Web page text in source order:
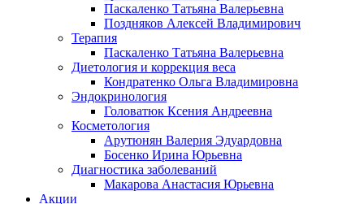
Паскаленко Татьяна Валерьевна
Поздняков Алексей Владимирович
Терапия
Паскаленко Татьяна Валерьевна
Диетология и коррекция веса
Кондратенко Ольга Владимировна
Эндокринология
Головатюк Ксения Андреевна
Косметология
Арутюнян Валерия Эдуардовна
Босенко Ирина Юрьевна
Диагностика заболеваний
Макарова Анастасия Юрьевна
Акции